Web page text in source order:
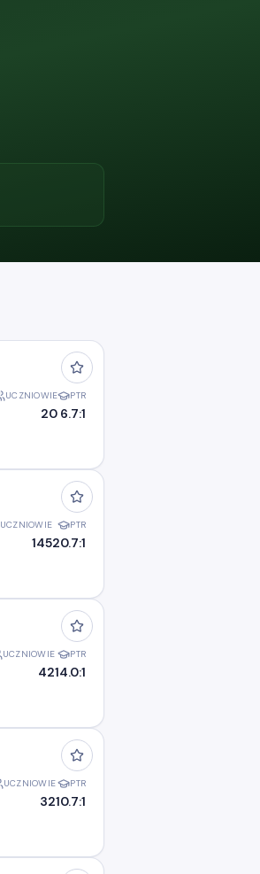
UCZNIOWIE
20
PTR
6.7:1
UCZNIOWIE
145
PTR
20.7:1
UCZNIOWIE
42
PTR
14.0:1
UCZNIOWIE
32
PTR
10.7:1